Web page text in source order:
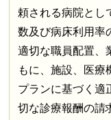
頼される病院とし
数及び病床利用率
適切な職員配置、
もに、施設、医療
プランに基づく適
切な診療報酬の請